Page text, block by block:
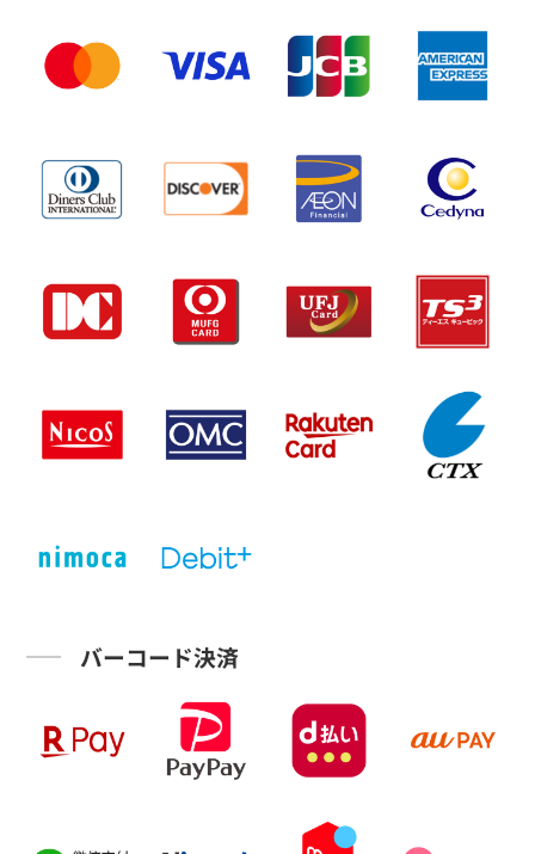
バーコード決済